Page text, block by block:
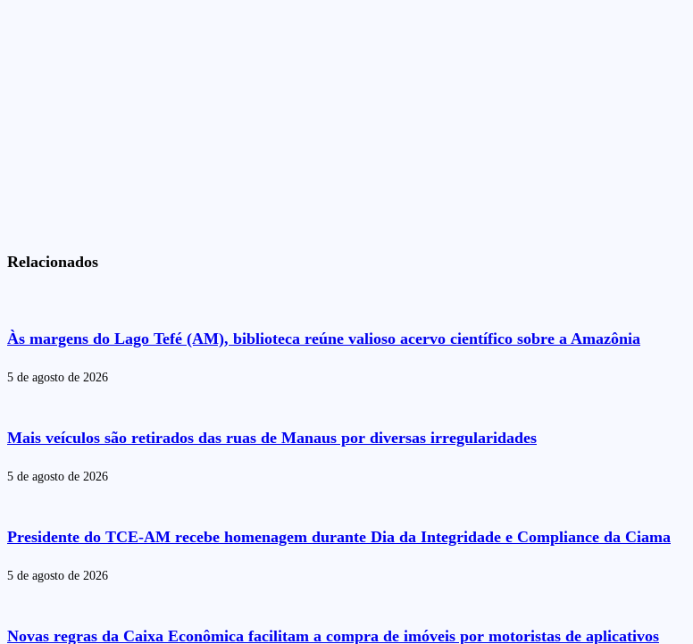
Relacionados
Às margens do Lago Tefé (AM), biblioteca reúne valioso acervo científico sobre a Amazônia
5 de agosto de 2026
Mais veículos são retirados das ruas de Manaus por diversas irregularidades
5 de agosto de 2026
Presidente do TCE-AM recebe homenagem durante Dia da Integridade e Compliance da Ciama
5 de agosto de 2026
Novas regras da Caixa Econômica facilitam a compra de imóveis por motoristas de aplicativos